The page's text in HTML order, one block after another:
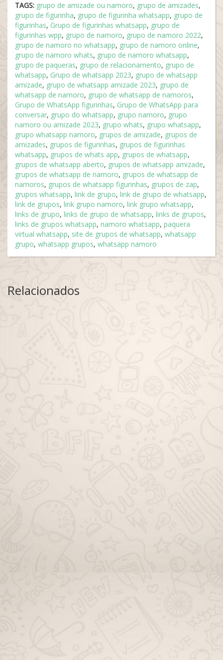
TAGS: grupo de amizade ou namoro, grupo de amizades,
grupo de figurinha, grupo de figurinha whatsapp, grupo de
figurinhas, Grupo de figurinhas whatsapp, grupo de
figurinhas wpp, grupo de namoro, grupo de namoro 2022,
grupo de namoro no whatsapp, grupo de namoro online,
grupo de namoro whats, grupo de namoro whatsapp,
grupo de paqueras, grupo de relacionamento, grupo de
whatsapp, Grupo de whatsapp 2023, grupo de whatsapp
amizade, grupo de whatsapp amizade 2023, grupo de
whatsapp de namoro, grupo de whatsapp de namoros,
Grupo de WhatsApp figurinhas, Grupo de WhatsApp para
conversar, grupo do whatsapp, grupo namoro, grupo
namoro ou amizade 2023, grupo whats, grupo whatsapp,
grupo whatsapp namoro, grupos de amizade, grupos de
amizades, grupos de figurinhas, grupos de figurinhas
whatsapp, grupos de whats app, grupos de whatsapp,
grupos de whatsapp aberto, grupos de whatsapp amizade,
grupos de whatsapp de namoro, grupos de whatsapp de
namoros, grupos de whatsapp figurinhas, grupos de zap,
grupos whatsapp, link de grupo, link de grupo de whatsapp,
link de grupos, link grupo namoro, link grupo whatsapp,
links de grupo, links de grupo de whatsapp, links de grupos,
links de grupos whatsapp, namoro whatsapp, paquera
virtual whatsapp, site de grupos de whatsapp, whatsapp
grupo, whatsapp grupos, whatsapp namoro
Relacionados